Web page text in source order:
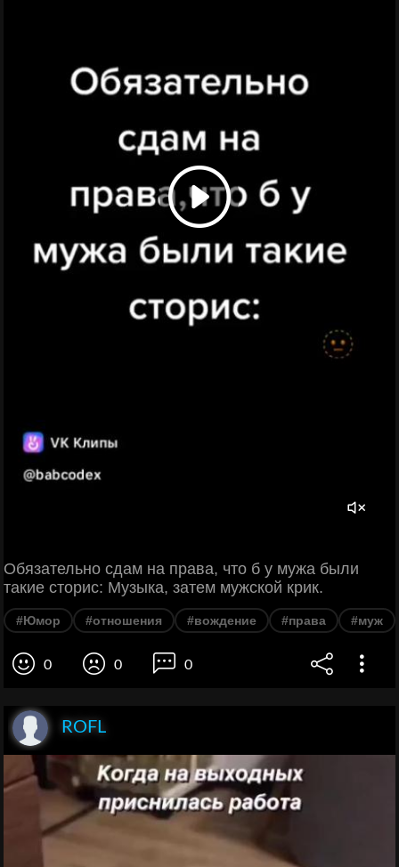
Обязательно сдам на права, что б у мужа были
такие сторис: Музыка, затем мужской крик.
#Юмор #отношения #вождение #права #муж
0 0 0
ROFL